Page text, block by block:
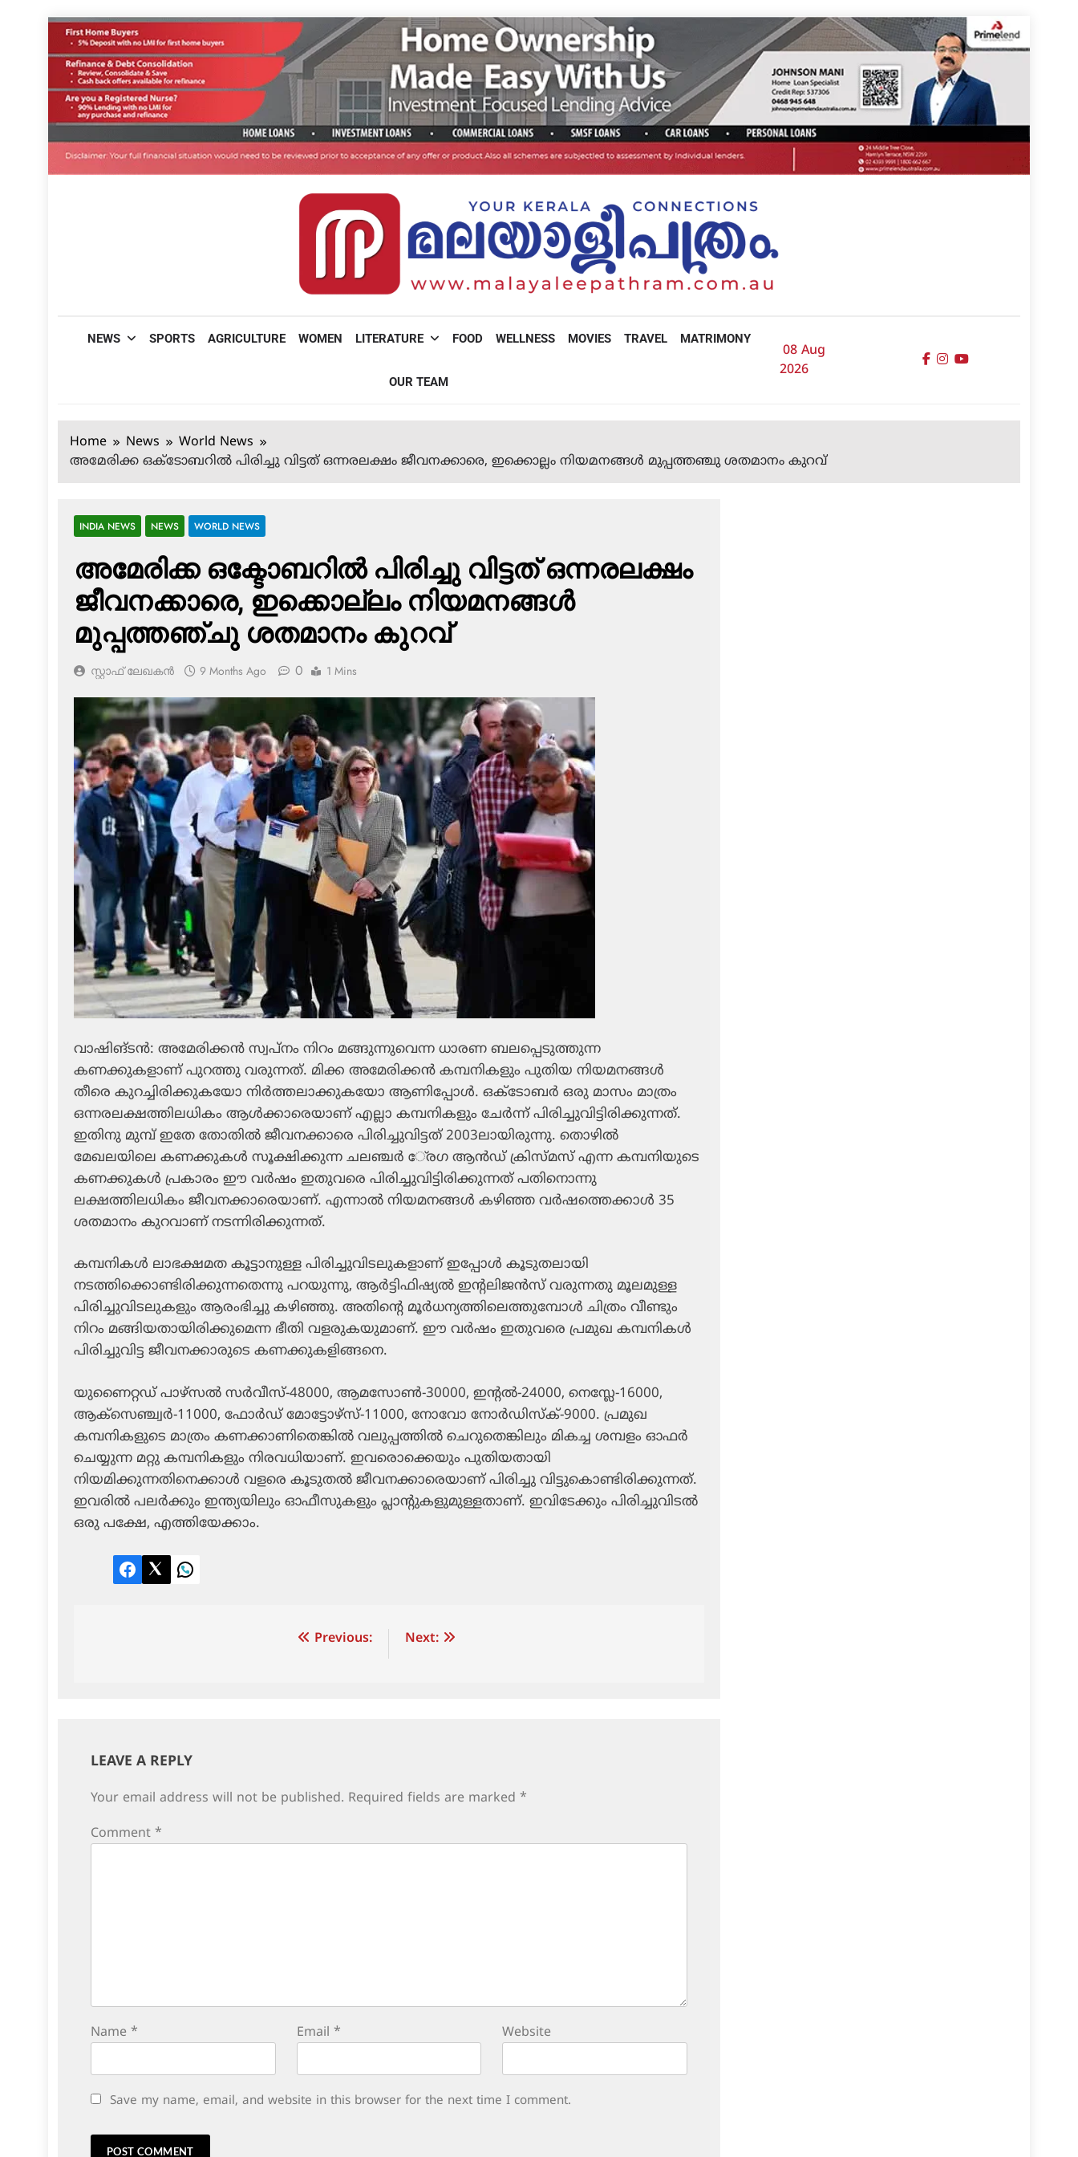
Skip
content
NEWS SPORTS AGRICULTURE WOMEN LITERATURE FOOD WELLNESS MOVIES TRAVEL MATRIMONY
OUR TEAM
08 Aug
2026
Home News
World News
അമേരിക്ക ഒക്ടോബറില്‍ പിരിച്ചു വിട്ടത് ഒന്നരലക്ഷം ജീവനക്കാരെ, ഇക്കൊല്ലം നിയമനങ്ങള്‍ മുപ്പത്തഞ്ചു ശതമാനം കുറവ്
INDIA NEWS NEWS WORLD NEWS
അമേരിക്ക ഒക്ടോബറില്‍ പിരിച്ചു വിട്ടത് ഒന്നരലക്ഷം
ജീവനക്കാരെ, ഇക്കൊല്ലം നിയമനങ്ങള്‍
മുപ്പത്തഞ്ചു ശതമാനം കുറവ്
സ്റ്റാഫ് ലേഖകൻ 9 Months Ago 0 1 Mins
വാഷിങ്ടന്‍: അമേരിക്കന്‍ സ്വപ്‌നം നിറം മങ്ങുന്നുവെന്ന ധാരണ ബലപ്പെടുത്തുന്ന
കണക്കുകളാണ് പുറത്തു വരുന്നത്. മിക്ക അമേരിക്കന്‍ കമ്പനികളും പുതിയ നിയമനങ്ങള്‍
തീരെ കുറച്ചിരിക്കുകയോ നിര്‍ത്തലാക്കുകയോ ആണിപ്പോള്‍. ഒക്ടോബര്‍ ഒരു മാസം മാത്രം
ഒന്നരലക്ഷത്തിലധികം ആള്‍ക്കാരെയാണ് എല്ലാ കമ്പനികളും ചേര്‍ന്ന് പിരിച്ചുവിട്ടിരിക്കുന്നത്.
ഇതിനു മുമ്പ് ഇതേ തോതില്‍ ജീവനക്കാരെ പിരിച്ചുവിട്ടത് 2003ലായിരുന്നു. തൊഴില്‍
മേഖലയിലെ കണക്കുകള്‍ സൂക്ഷിക്കുന്ന ചലഞ്ചര്‍ േ്രഗ ആന്‍ഡ് ക്രിസ്മസ് എന്ന കമ്പനിയുടെ
കണക്കുകള്‍ പ്രകാരം ഈ വര്‍ഷം ഇതുവരെ പിരിച്ചുവിട്ടിരിക്കുന്നത് പതിനൊന്നു
ലക്ഷത്തിലധികം ജീവനക്കാരെയാണ്. എന്നാല്‍ നിയമനങ്ങള്‍ കഴിഞ്ഞ വര്‍ഷത്തെക്കാള്‍ 35
ശതമാനം കുറവാണ് നടന്നിരിക്കുന്നത്.
കമ്പനികള്‍ ലാഭക്ഷമത കൂട്ടാനുള്ള പിരിച്ചുവിടലുകളാണ് ഇപ്പോള്‍ കൂടുതലായി
നടത്തിക്കൊണ്ടിരിക്കുന്നതെന്നു പറയുന്നു, ആര്‍ട്ടിഫിഷ്യല്‍ ഇന്റലിജന്‍സ് വരുന്നതു മൂലമുള്ള
പിരിച്ചുവിടലുകളും ആരംഭിച്ചു കഴിഞ്ഞു. അതിന്റെ മൂര്‍ധന്യത്തിലെത്തുമ്പോള്‍ ചിത്രം വീണ്ടും
നിറം മങ്ങിയതായിരിക്കുമെന്ന ഭീതി വളരുകയുമാണ്. ഈ വര്‍ഷം ഇതുവരെ പ്രമുഖ കമ്പനികള്‍
പിരിച്ചുവിട്ട ജീവനക്കാരുടെ കണക്കുകളിങ്ങനെ.
യുണൈറ്റഡ് പാഴ്‌സല്‍ സര്‍വീസ്-48000, ആമസോണ്‍-30000, ഇന്റല്‍-24000, നെസ്ലേ-16000,
ആക്‌സെഞ്ച്വര്‍-11000, ഫോര്‍ഡ് മോട്ടോഴ്‌സ്-11000, നോവോ നോര്‍ഡിസ്‌ക്-9000. പ്രമുഖ
കമ്പനികളുടെ മാത്രം കണക്കാണിതെങ്കില്‍ വലുപ്പത്തില്‍ ചെറുതെങ്കിലും മികച്ച ശമ്പളം ഓഫര്‍
ചെയ്യുന്ന മറ്റു കമ്പനികളും നിരവധിയാണ്. ഇവരൊക്കെയും പുതിയതായി
നിയമിക്കുന്നതിനെക്കാള്‍ വളരെ കൂടുതല്‍ ജീവനക്കാരെയാണ് പിരിച്ചു വിട്ടുകൊണ്ടിരിക്കുന്നത്.
ഇവരില്‍ പലര്‍ക്കും ഇന്ത്യയിലും ഓഫീസുകളും പ്ലാന്റുകളുമുള്ളതാണ്. ഇവിടേക്കും പിരിച്ചുവിടല്‍
ഒരു പക്ഷേ, എത്തിയേക്കാം.
Facebook
TwitterLinkedIn
Previous: Next:
LEAVE A REPLY
Your email address will not be published. Required fields are marked *
Comment *
Name * Email * Website
Save my name, email, and website in this browser for the next time I comment.